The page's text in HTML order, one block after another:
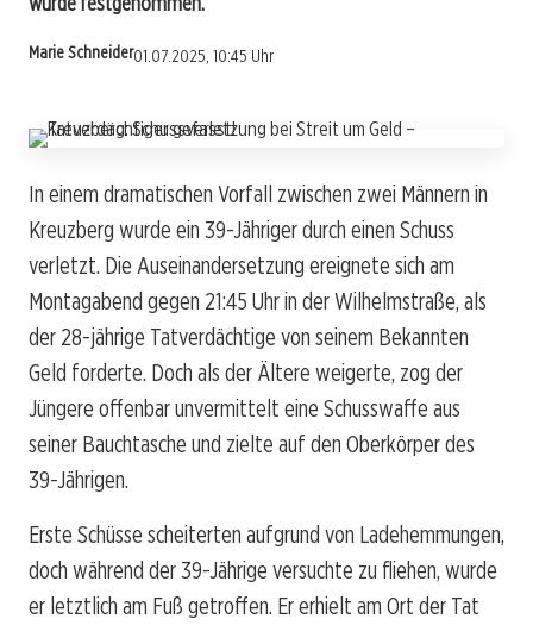
Marie Schneider01.07.2025, 10:45 Uhr
In einem dramatischen Vorfall zwischen zwei Männern in
Kreuzberg wurde ein 39-Jähriger durch einen Schuss
verletzt. Die Auseinandersetzung ereignete sich am
Montagabend gegen 21:45 Uhr in der Wilhelmstraße, als
der 28-jährige Tatverdächtige von seinem Bekannten
Geld forderte. Doch als der Ältere weigerte, zog der
Jüngere offenbar unvermittelt eine Schusswaffe aus
seiner Bauchtasche und zielte auf den Oberkörper des
39-Jährigen.
Erste Schüsse scheiterten aufgrund von Ladehemmungen,
doch während der 39-Jährige versuchte zu fliehen, wurde
er letztlich am Fuß getroffen. Er erhielt am Ort der Tat